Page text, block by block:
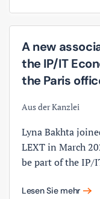
A new
the IP/IT
the Paris
Aus der Kanzlei
Lyna Bakhta
LEXT in March
be part of the
Lesen Sie mehr